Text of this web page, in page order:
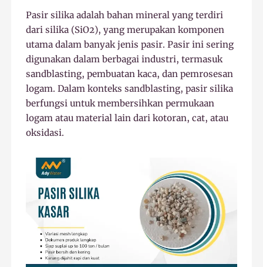
Pasir silika adalah bahan mineral yang terdiri
dari silika (SiO2), yang merupakan komponen
utama dalam banyak jenis pasir. Pasir ini sering
digunakan dalam berbagai industri, termasuk
sandblasting, pembuatan kaca, dan pemrosesan
logam. Dalam konteks sandblasting, pasir silika
berfungsi untuk membersihkan permukaan
logam atau material lain dari kotoran, cat, atau
oksidasi.